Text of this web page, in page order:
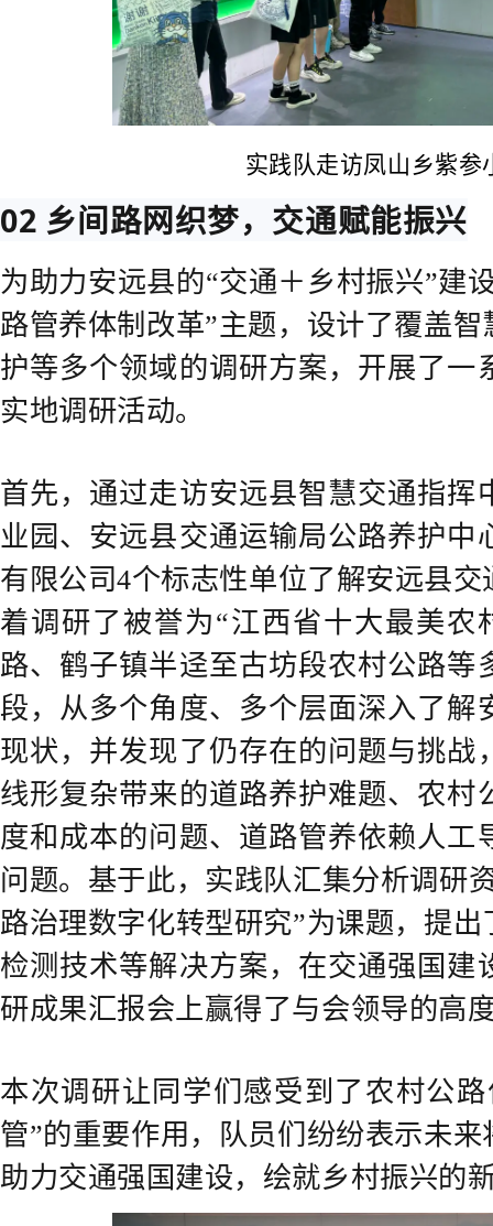
实践队走访凤山乡紫参
02 乡间路网织梦，交通赋能振兴
为助力安远县的“交通＋乡村振兴”建
路管养体制改革”主题，设计了覆盖
护等多个领域的调研方案，开展了一
实地调研活动。
首先，通过走访安远县智慧交通指挥
业园、安远县交通运输局公路养护中
有限公司4个标志性单位了解安远县
着调研了被誉为“江西省十大最美农
路、鹤子镇半迳至古坊段农村公路等
段，从多个角度、多个层面深入了解
现状，并发现了仍存在的问题与挑战
线形复杂带来的道路养护难题、农村
度和成本的问题、道路管养依赖人工
问题。基于此，实践队汇集分析调研
路治理数字化转型研究”为课题，提
检测技术等解决方案，在交通强国建
研成果汇报会上赢得了与会领导的高
本次调研让同学们感受到了农村公
管”的重要作用，队员们纷纷表示未
助力交通强国建设，绘就乡村振兴的